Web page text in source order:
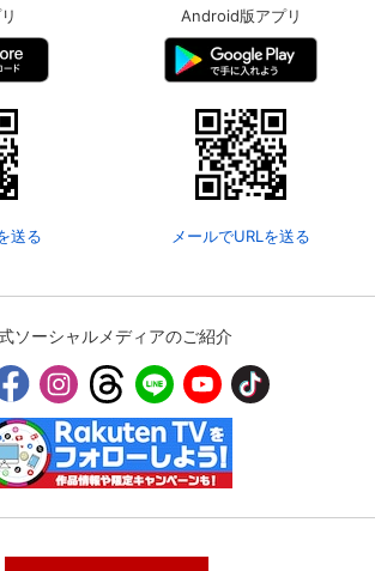
送る
Android版アプリ
メールでURLを送る
ソーシャルメディアのご紹介